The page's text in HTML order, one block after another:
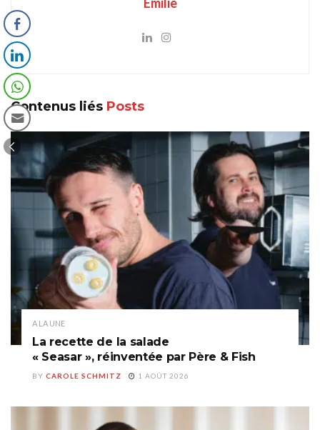
Emilie
Contenus liés Posts
A LA UNE
La recette de la salade
« Seasar », réinventée par Père & Fish
BY CAROLE SCHMITZ 1 AOÛT 2026